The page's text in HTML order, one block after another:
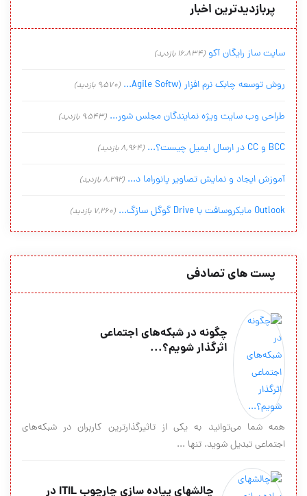
پربازدیدترین اخبار
سایت ساز رایگان آکو (16,834 بازدید)
روش توسعه چابک نرم افزار (Agile Softw... (9,570 بازدید)
طراحی وب سایت ویژه نمایندگان مجلس شور... (9,543 بازدید)
BCC و CC در ارسال ایمیل چیست؟... (8,964 بازدید)
آموزش ایجاد و نمایش تصاویر پانوراما د... (8,292 بازدید)
Outlook مایکروسافت با Drive گوگل سازگ... (7,260 بازدید)
پست های تصادفی
چگونه در شبکه‌های اجتماعی
اثرگذار شویم؟...
همه شما می‌توانید به یکی از تاثیرگذارترین کاربران در شبکه‌های
اجتماعی تبدیل شوید. تنها ...
چالش­های پیاده سازی چارچوب ITIL در